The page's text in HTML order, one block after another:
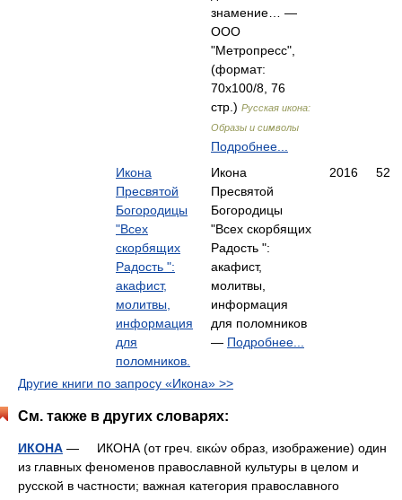
знамение… —
ООО
"Метропресс",
(формат:
70x100/8, 76
стр.) Русская икона:
Образы и символы
Подробнее...
Икона
Пресвятой
Богородицы
"Всех
скорбящих
Радость ":
акафист,
молитвы,
информация
для
поломников.
Икона
Пресвятой
Богородицы
"Всех скорбящих
Радость ":
акафист,
молитвы,
информация
для поломников
— Подробнее...
2016 52
Другие книги по запросу «Икона» >>
См. также в других словарях:
ИКОНА — ИКОНА (от греч. εικών образ, изображение) один
из главных феноменов православной культуры в целом и
русской в частности; важная категория православного